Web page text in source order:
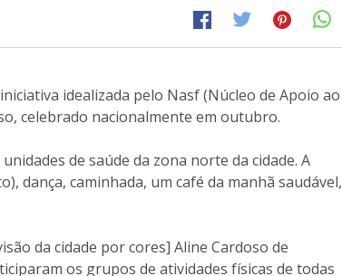
idealizada pelo Nasf (Núcleo de Apoio ao
celebrado nacionalmente em outubro.
de saúde da zona norte da cidade. A
dança, caminhada, um café da manhã saudável,
da cidade por cores] Aline Cardoso de
os grupos de atividades físicas de todas